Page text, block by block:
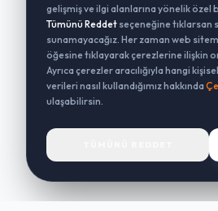
gelişmiş ve ilgi alanlarına yönelik
Tümünü Reddet seçeneğine tıklarsan
sunamayacağız. Her zaman web
öğesine tıklayarak çerezlerine ilişkin
Ayrıca çerezler aracılığıyla hangi
verileri nasıl kullandığımız hakkında
ulaşabilirsin.